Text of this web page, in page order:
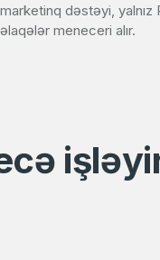
dəstəyi,
meneceri alır.